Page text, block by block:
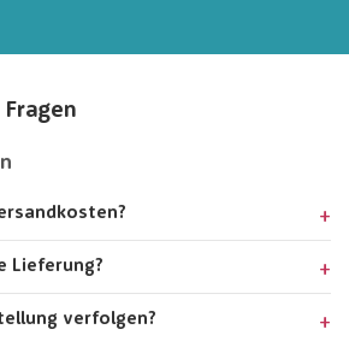
Lieferung?
verfolgen?